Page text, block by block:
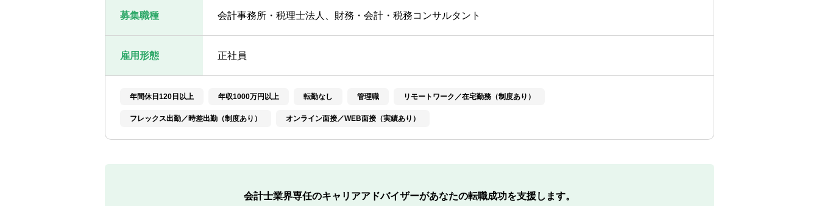
募集職種 会計事務所・税理士法人、財務・会計・税務コンサルタント
雇用形態 正社員
年間休日120日以上 年収1000万円以上 転勤なし 管理職 リモートワーク／在宅勤務（制度あり）
フレックス出勤／時差出勤（制度あり） オンライン面接／WEB面接（実績あり）
会計士業界専任のキャリアアドバイザーがあなたの転職成功を支援します。